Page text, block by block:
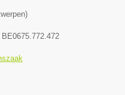
)
BE0675.772.472